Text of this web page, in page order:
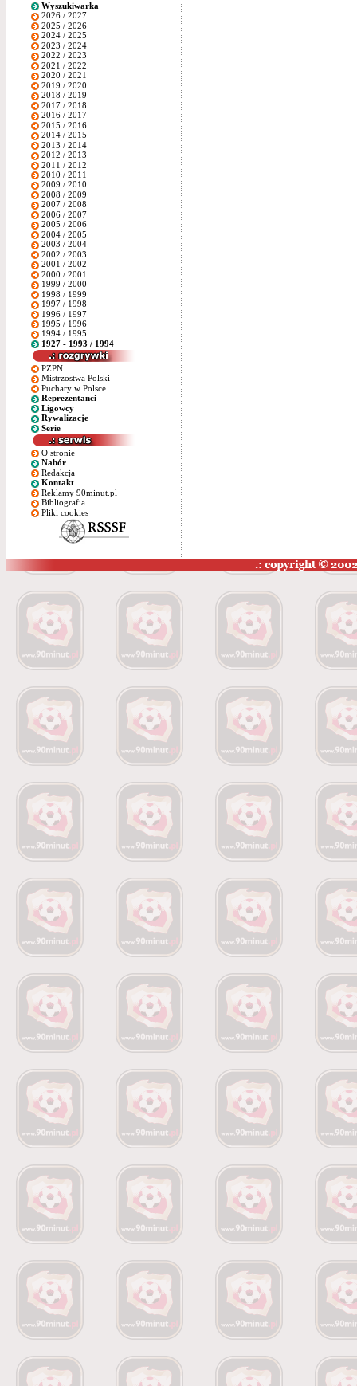
Wyszukiwarka
2026 / 2027
2025 / 2026
2024 / 2025
2023 / 2024
2022 / 2023
2021 / 2022
2020 / 2021
2019 / 2020
2018 / 2019
2017 / 2018
2016 / 2017
2015 / 2016
2014 / 2015
2013 / 2014
2012 / 2013
2011 / 2012
2010 / 2011
2009 / 2010
2008 / 2009
2007 / 2008
2006 / 2007
2005 / 2006
2004 / 2005
2003 / 2004
2002 / 2003
2001 / 2002
2000 / 2001
1999 / 2000
1998 / 1999
1997 / 1998
1996 / 1997
1995 / 1996
1994 / 1995
1927 - 1993 / 1994
PZPN
Mistrzostwa Polski
Puchary w Polsce
Reprezentanci
Ligowcy
Rywalizacje
Serie
O stronie
Nabór
Redakcja
Kontakt
Reklamy 90minut.pl
Bibliografia
Pliki cookies